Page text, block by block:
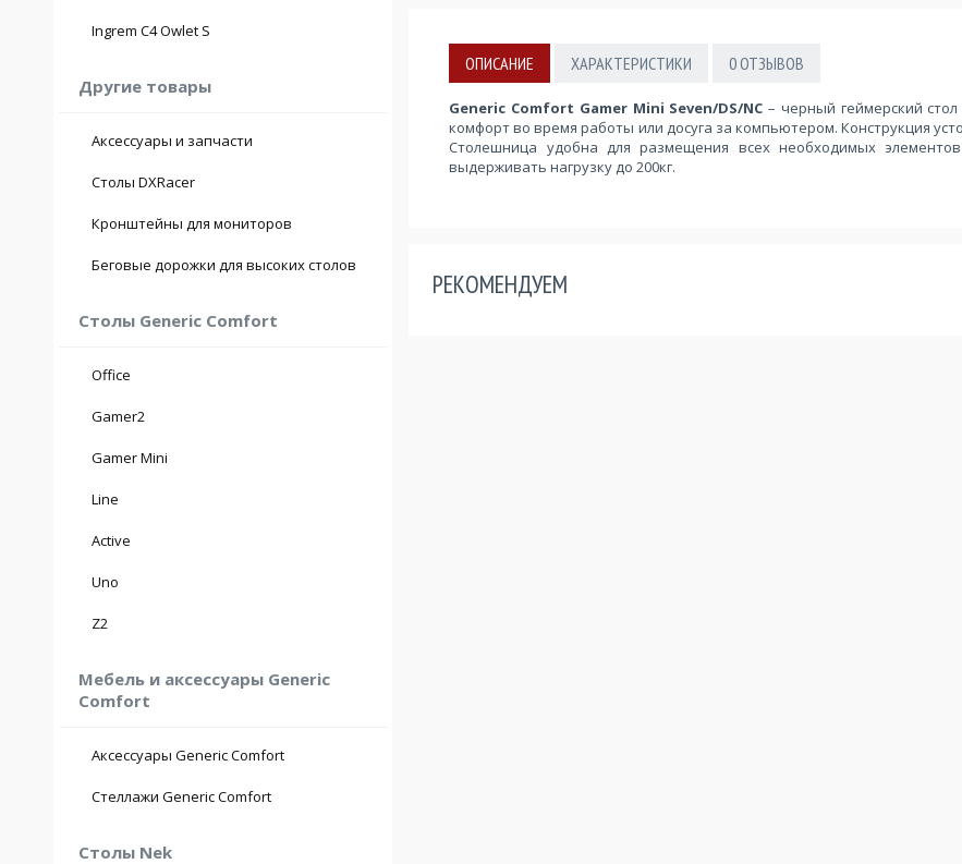
Ingrem C4 Owlet S
Другие товары
Аксессуары и запчасти
Столы DXRacer
Кронштейны для мониторов
Беговые дорожки для высоких столов
Столы Generic Comfort
Office
Gamer2
Gamer Mini
Line
Active
Uno
Z2
Мебель и аксессуары Generic
Comfort
Аксессуары Generic Comfort
Стеллажи Generic Comfort
Столы Nek
ОПИСАНИЕ ХАРАКТЕРИСТИКИ 0ОТЗЫВОВ
Generic Comfort Gamer Mini Seven/DS/NC – черный геймерский
комфорт во время работы или досуга за компьютером. Конструкция
Столешница удобна для размещения всех необходимых
выдерживать нагрузку до 200кг.
РЕКОМЕНДУЕМ